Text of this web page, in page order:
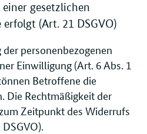
gesetzlichen
(Art. 21 DSGVO)
personenbezogenen
Einwilligung (Art. 6 Abs. 1
Betroffene die
Die Rechtmäßigkeit der
Zeitpunkt des Widerrufs